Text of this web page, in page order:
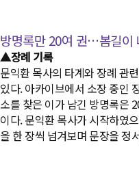
방명록만 20여 권…봄길이
▲장례 기록
문익환 목사의 타계와 장례 관
있다. 아카이브에서 소장 중인
소를 찾은 이가 남긴 방명록은
이다. 문익환 목사가 시작하였
을 한 장씩 넘겨보며 문장을 정